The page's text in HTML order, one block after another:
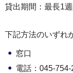
貸出期間：最長1
下記方法のいずれ
窓口
電話：045-754-